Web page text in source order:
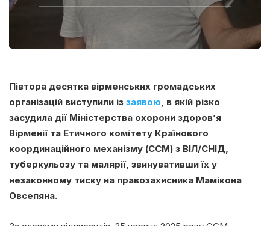
Півтора десятка вірменських громадських
організацій виступили із заявою , в якій різко
засудила дії Міністерства охорони здоров’я
Вірменії та Етичного комітету Країнового
координаційного механізму (CCM) з ВІЛ/СНІД,
туберкульозу та малярії, звинувативши їх у
незаконному тиску на правозахисника Мамікона
Овсепяна.